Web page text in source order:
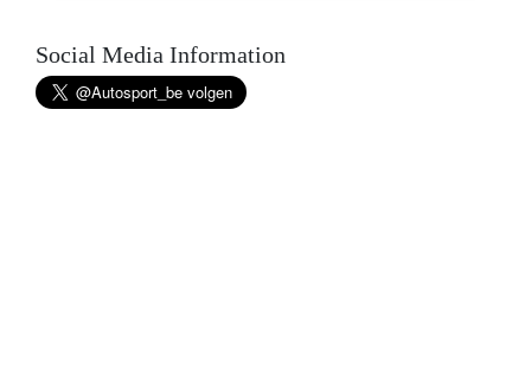
Social Media Information